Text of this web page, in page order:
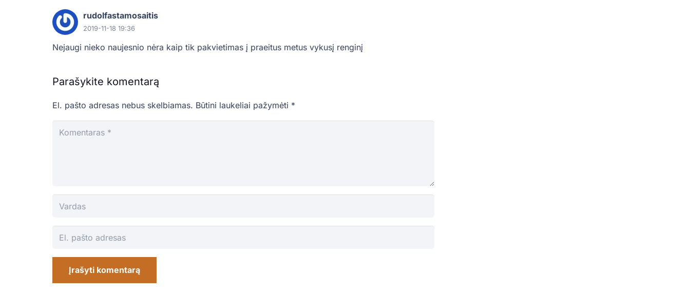
rudolfastamosaitis
2019-11-18 19:36
Nejaugi nieko naujesnio nėra kaip tik pakvietimas į praeitus metus vykusį renginį
Parašykite komentarą
El. pašto adresas nebus skelbiamas. Būtini laukeliai pažymėti *
Įrašyti komentarą